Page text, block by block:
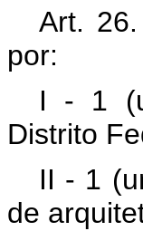
Art.
por:
I - 1
Distrito
II - 1
de